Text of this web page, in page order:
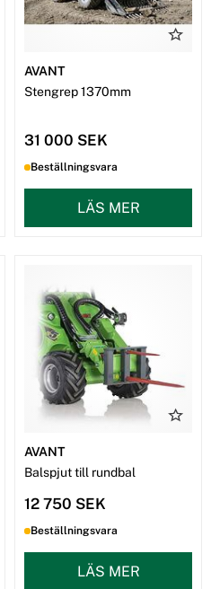
AVANT
Stengrep 1370mm
31 000 SEK
Beställningsvara
LÄS MER
AVANT
Balspjut till rundbal
12 750 SEK
Beställningsvara
LÄS MER